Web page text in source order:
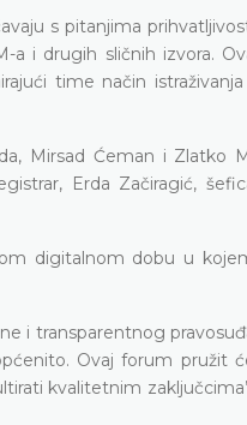
s pitanjima
a i drugih sličnih izvora.
time način
Mirsad Ćeman i Zlatko
Erda Začiragić,
digitalnom dobu u
i transparentnog
Ovaj forum pružit
kvalitetnim